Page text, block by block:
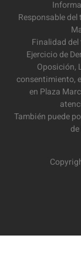
Responsable
Finalidad
Ejercicio de
Oposición,
consentimiento,
en Plaza
También puede